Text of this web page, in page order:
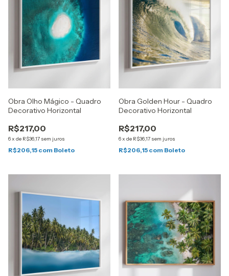
Obra Olho Mágico - Quadro
Decorativo Horizontal
R$217,00
6x de R$36,17 sem juros
R$206,15 com Boleto
Obra Golden Hour - Quadro
Decorativo Horizontal
R$217,00
6x de R$36,17 sem juros
R$206,15 com Boleto